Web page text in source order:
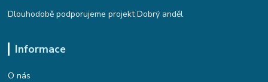
Dlouhodobě podporujeme projekt Dobrý anděl
Informace
O nás